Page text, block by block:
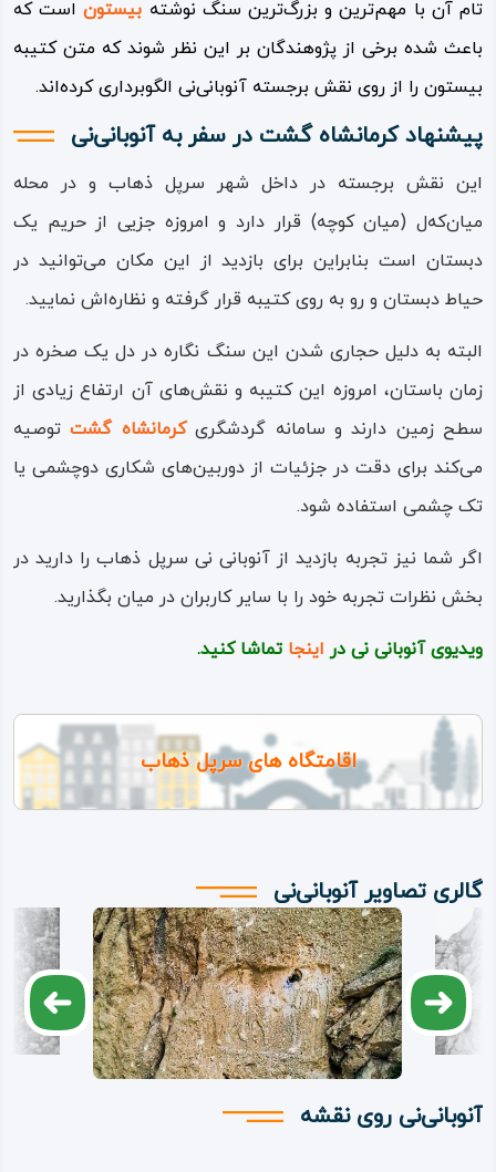
تام آن با مهم‌ترین و بزرگ‌ترین سنگ نوشته بیستوناست که
باعث شده برخی از پژوهندگان بر این نظر شوند که متن کتیبه
بیستون را از روی نقش برجسته آنوبانی‌نی الگوبرداری کرده‌اند.
پیشنهاد کرمانشاه گشت در سفر به آنوبانی‌نی
این نقش برجسته در داخل شهر سرپل ذهاب و در محله
میان‌که‌ل (میان کوچه) قرار دارد و امروزه جزیی از حریم یک
دبستان است بنابراین برای بازدید از این مکان می‌توانید در
حیاط دبستان و رو به روی کتیبه قرار گرفته و نظاره‌اش نمایید.
البته به دلیل حجاری شدن این سنگ نگاره در دل یک صخره در
زمان باستان، امروزه این کتیبه و نقش‌های آن ارتفاع زیادی از
سطح زمین دارند و سامانه گردشگریکرمانشاه گشتتوصیه
می‌کند برای دقت در جزئیات از دوربین‌های شکاری دوچشمی یا
تک چشمی استفاده شود.
اگر شما نیز تجربه بازدید از آنوبانی نی سرپل ذهاب را دارید در
بخش نظرات تجربه خود را با سایر کاربران در میان بگذارید.
ویدیوی آنوبانی نی در اینجاتماشا کنید.
اقامتگاه های سرپل ذهاب
گالری تصاویر آنوبانی‌نی
آنوبانی‌نی روی نقشه